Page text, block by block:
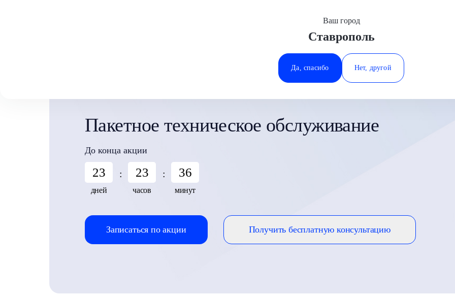
Минеральные Воды
Ростов-на-Дону
Ставрополь
Ваш город
Ставрополь
Да, спасибо Нет, другой
Пакетное техническое обслуживание
До конца акции
23 23 36
Записаться по акции Получить бесплатную консультацию